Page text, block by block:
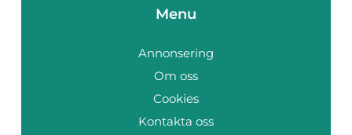
Menu
Annonsering
Om oss
Cookies
Kontakta oss